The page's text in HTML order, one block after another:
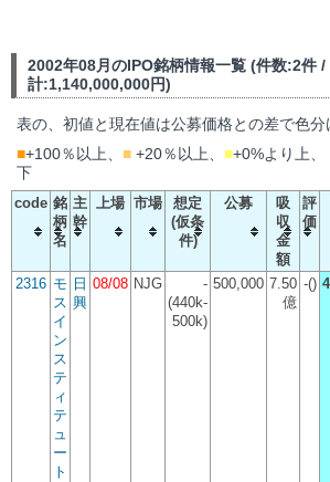
2002年08月のIPO銘柄情報一覧 (件数:2件 /
計:1,140,000,000円)
表の、初値と現在値は公募価格との差で色分
■+100％以上、 ■ +20％以上、 ■+0%より上、
下
code 銘
柄
名
主
幹
上場 市場
想定
(仮条
件)
公募
吸
収
金
額
評
価
2316 モ
ス
イ
ン
ス
テ
ィ
テ
ュ
ー
ト
日
興
08/08 NJG
-
(440k-
500k)
500,000 7.50
億
-()